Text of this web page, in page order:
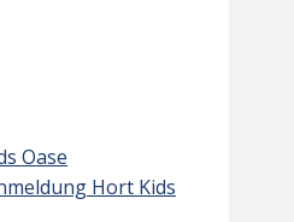
Oase
Hort Kids